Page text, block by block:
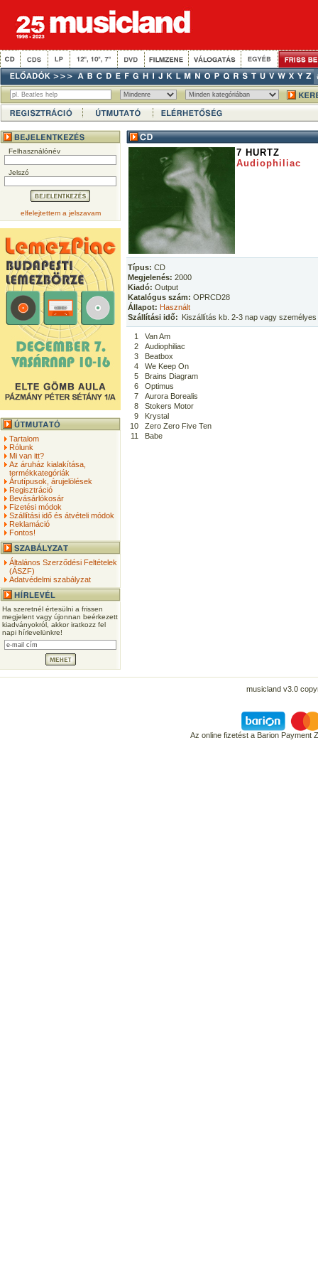
Felhasználónév
Jelszó
elfelejtettem a jelszavam
Tartalom
Rólunk
Mi van itt?
Az áruház kialakítása,
termékkategóriák
Árutípusok, árujelölések
Regisztráció
Bevásárlókosár
Fizetési módok
Szállítási idő és átvételi módok
Reklamáció
Fontos!
Általános Szerződési Feltételek
(ÁSZF)
Adatvédelmi szabályzat
Ha szeretnél értesülni a frissen
megjelent vagy újonnan beérkezett
kiadványokról, akkor iratkozz fel
napi hírlevelünkre!
7 HURTZ
Audiophiliac
Típus: CD
Megjelenés: 2000
Kiadó: Output
Katalógus szám: OPRCD28
Állapot: Használt
Szállítási idő: Kiszállítás kb. 2-3 nap vagy
1
Van Am
2
Audiophiliac
3
Beatbox
4
We Keep On
5
Brains Diagram
6
Optimus
7
Aurora Borealis
8
Stokers Motor
9
Krystal
10
Zero Zero Five Ten
11
Babe
musicland v3.0
Az online fizetést a Barion Payment